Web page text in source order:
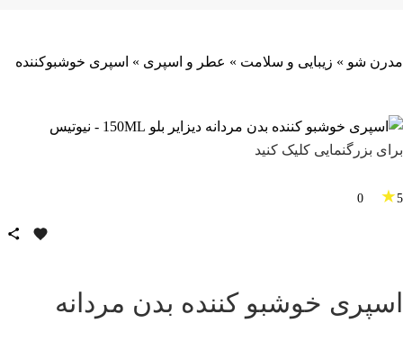
مدرن شو » زیبایی و سلامت » عطر و اسپری » اسپری خوشبوکننده
برای بزرگنمایی کلیک کنید
5
★
اسپری خوشبو کننده بدن مردانه